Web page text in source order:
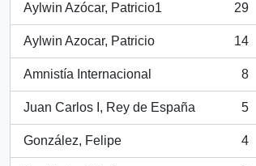
Aylwin Azócar, Patricio1
, 29 resultados
29
Aylwin Azocar, Patricio
, 14 resultados
14
Amnistía Internacional
, 8 resultados
8
Juan Carlos I, Rey de España
, 5 resultados
5
González, Felipe
, 4 resultados
4